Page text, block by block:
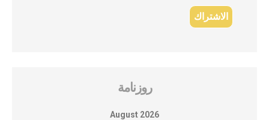
روزنامة
August 2026